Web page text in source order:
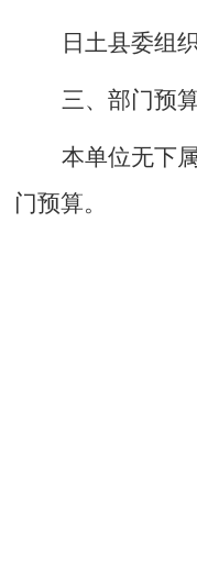
日土县委组
三、部门预
本单位无下
门预算。